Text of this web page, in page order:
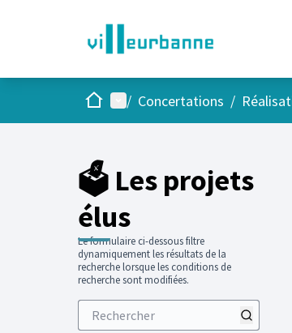
AccueilMenu principal
/ Concertations /
🗳️ Les projets
élus
Le formulaire ci-dessous filtre
dynamiquement les résultats de la
recherche lorsque les conditions de
recherche sont modifiées.